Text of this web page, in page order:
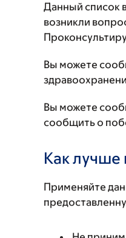
Данный список
возникли
Вы можете
Вы можете
сообщить о
Как лучше
Применяйте